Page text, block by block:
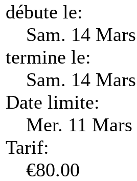
débute le:
Sam. 14
termine le:
Sam. 14
Date limite:
Mer. 11 Mars
Tarif:
€80.00